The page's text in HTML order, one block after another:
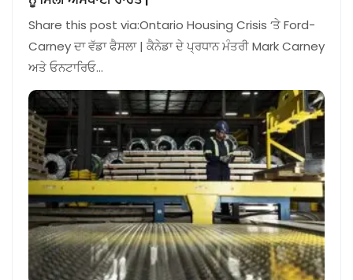
Share this post via:Ontario Housing Crisis ‘ਤੇ Ford-
Carney ਦਾ ਵੱਡਾ ਫੈਸਲਾ | ਕੈਨੇਡਾ ਦੇ ਪ੍ਰਧਾਨ ਮੰਤਰੀ Mark Carney
ਅਤੇ ਓਨਟਾਰਿਓ…